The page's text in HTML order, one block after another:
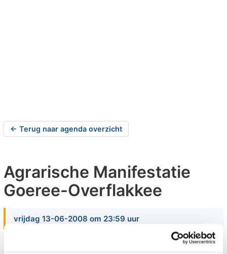
← Terug naar agenda overzicht
Agrarische Manifestatie
Goeree-Overflakkee
vrijdag 13-06-2008 om 23:59 uur
Op 12, 13 en 14 juni 2008 vindt in Melissant de